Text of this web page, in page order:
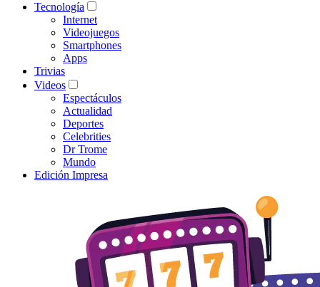
Tecnología
Internet
Videojuegos
Smartphones
Apps
Trivias
Videos
Espectáculos
Actualidad
Deportes
Celebrities
Dr Trome
Mundo
Edición Impresa